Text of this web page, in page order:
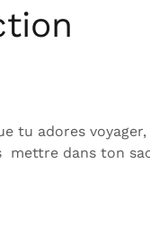
tu adores voyager,
mettre dans ton